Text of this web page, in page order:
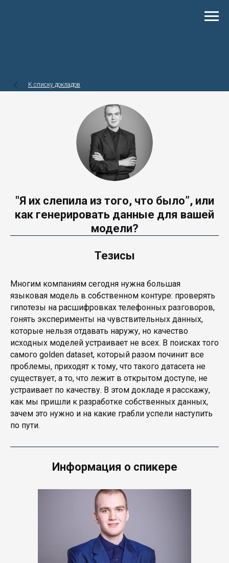
К списку докладов
"Я их слепила из того, что было”, или
как генерировать данные для вашей
модели?
Тезисы
Многим компаниям сегодня нужна большая
языковая модель в собственном контуре: проверять
гипотезы на расшифровках телефонных разговоров,
гонять эксперименты на чувствительных данных,
которые нельзя отдавать наружу, но качество
исходных моделей устраивает не всех. В поисках того
самого golden dataset, который разом починит все
проблемы, приходят к тому, что такого датасета не
существует, а то, что лежит в открытом доступе, не
устраивает по качеству. В этом докладе я расскажу,
как мы пришли к разработке собственных данных,
зачем это нужно и на какие грабли успели наступить
по пути.
Информация о спикере